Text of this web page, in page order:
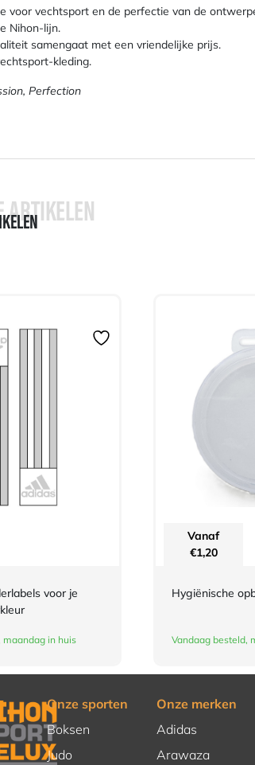
voor vechtsport en de perfectie van de
Nihon-lijn.
samengaat met een vriendelijke prijs.
kleding.
Perfection
ARTIKELEN
voor je
maandag in huis
Vanaf
€1,20
Hygiënische
Vandaag besteld,
Onze sporten
Boksen
Judo
Onze merken
Adidas
Arawaza